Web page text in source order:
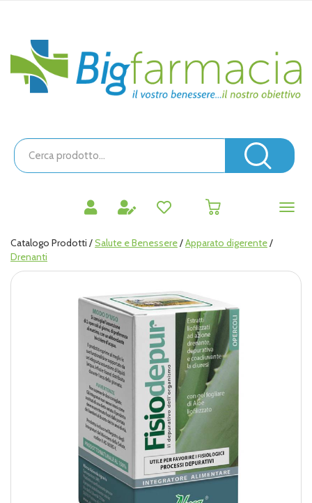
principaleBigfarmacia
Cerca
Prodotto
Catalogo Prodotti /Salute e Benessere/Apparato digerente/
Drenanti